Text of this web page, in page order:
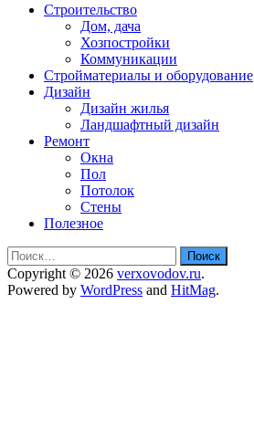
Строительство
Дом, дача
Хозпостройки
Коммуникации
Стройматериалы и оборудование
Дизайн
Дизайн жилья
Ландшафтный дизайн
Ремонт
Окна
Пол
Потолок
Стены
Полезное
Найти:
Copyright © 2026 verxovodov.ru.
Powered by WordPress and HitMag.